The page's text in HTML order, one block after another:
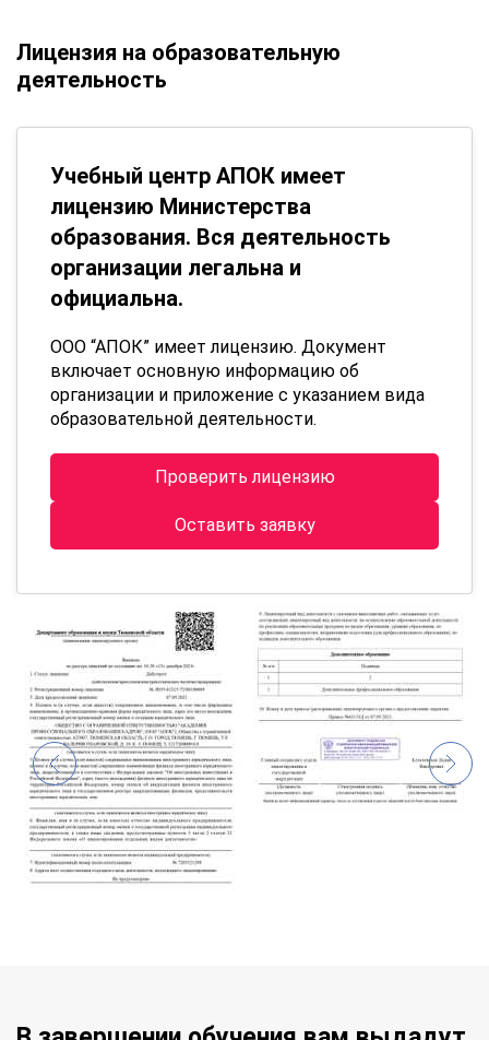
Лицензия на образовательную
деятельность
Учебный центр АПОК имеет
лицензию Министерства
образования. Вся деятельность
организации легальна и
официальна.
ООО “АПОК” имеет лицензию. Документ
включает основную информацию об
организации и приложение с указанием вида
образовательной деятельности.
Проверить лицензию
Оставить заявку